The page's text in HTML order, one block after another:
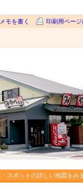
メモを書く 印刷用ページ
スポットの詳しい地図をみ